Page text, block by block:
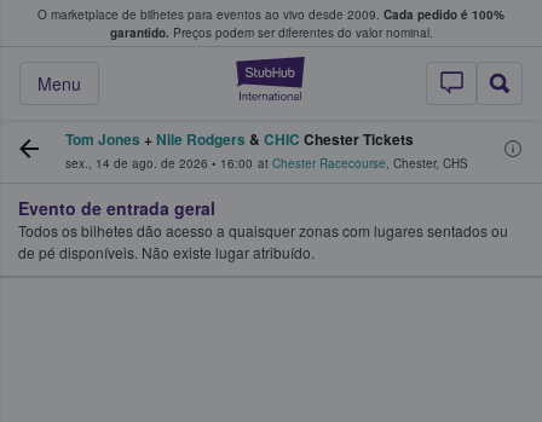
O marketplace de bilhetes para eventos ao vivo desde 2009. Cada pedido é 100%
garantido. Preços podem ser diferentes do valor nominal.
StubHub – onde
Menu
fãs compram e vendem bilhetes
Tom Jones + Nile Rodgers & CHIC Chester Tickets
sex., 14 de ago. de 2026 • 16:00 at Chester Racecourse, Chester, CHS
Evento de entrada geral
Todos os bilhetes dão acesso a quaisquer zonas com lugares sentados ou
de pé disponíveis. Não existe lugar atribuído.